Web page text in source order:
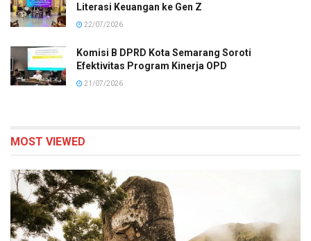
Literasi Keuangan ke Gen Z
22/07/2026
Komisi B DPRD Kota Semarang Soroti
Efektivitas Program Kinerja OPD
21/07/2026
MOST VIEWED